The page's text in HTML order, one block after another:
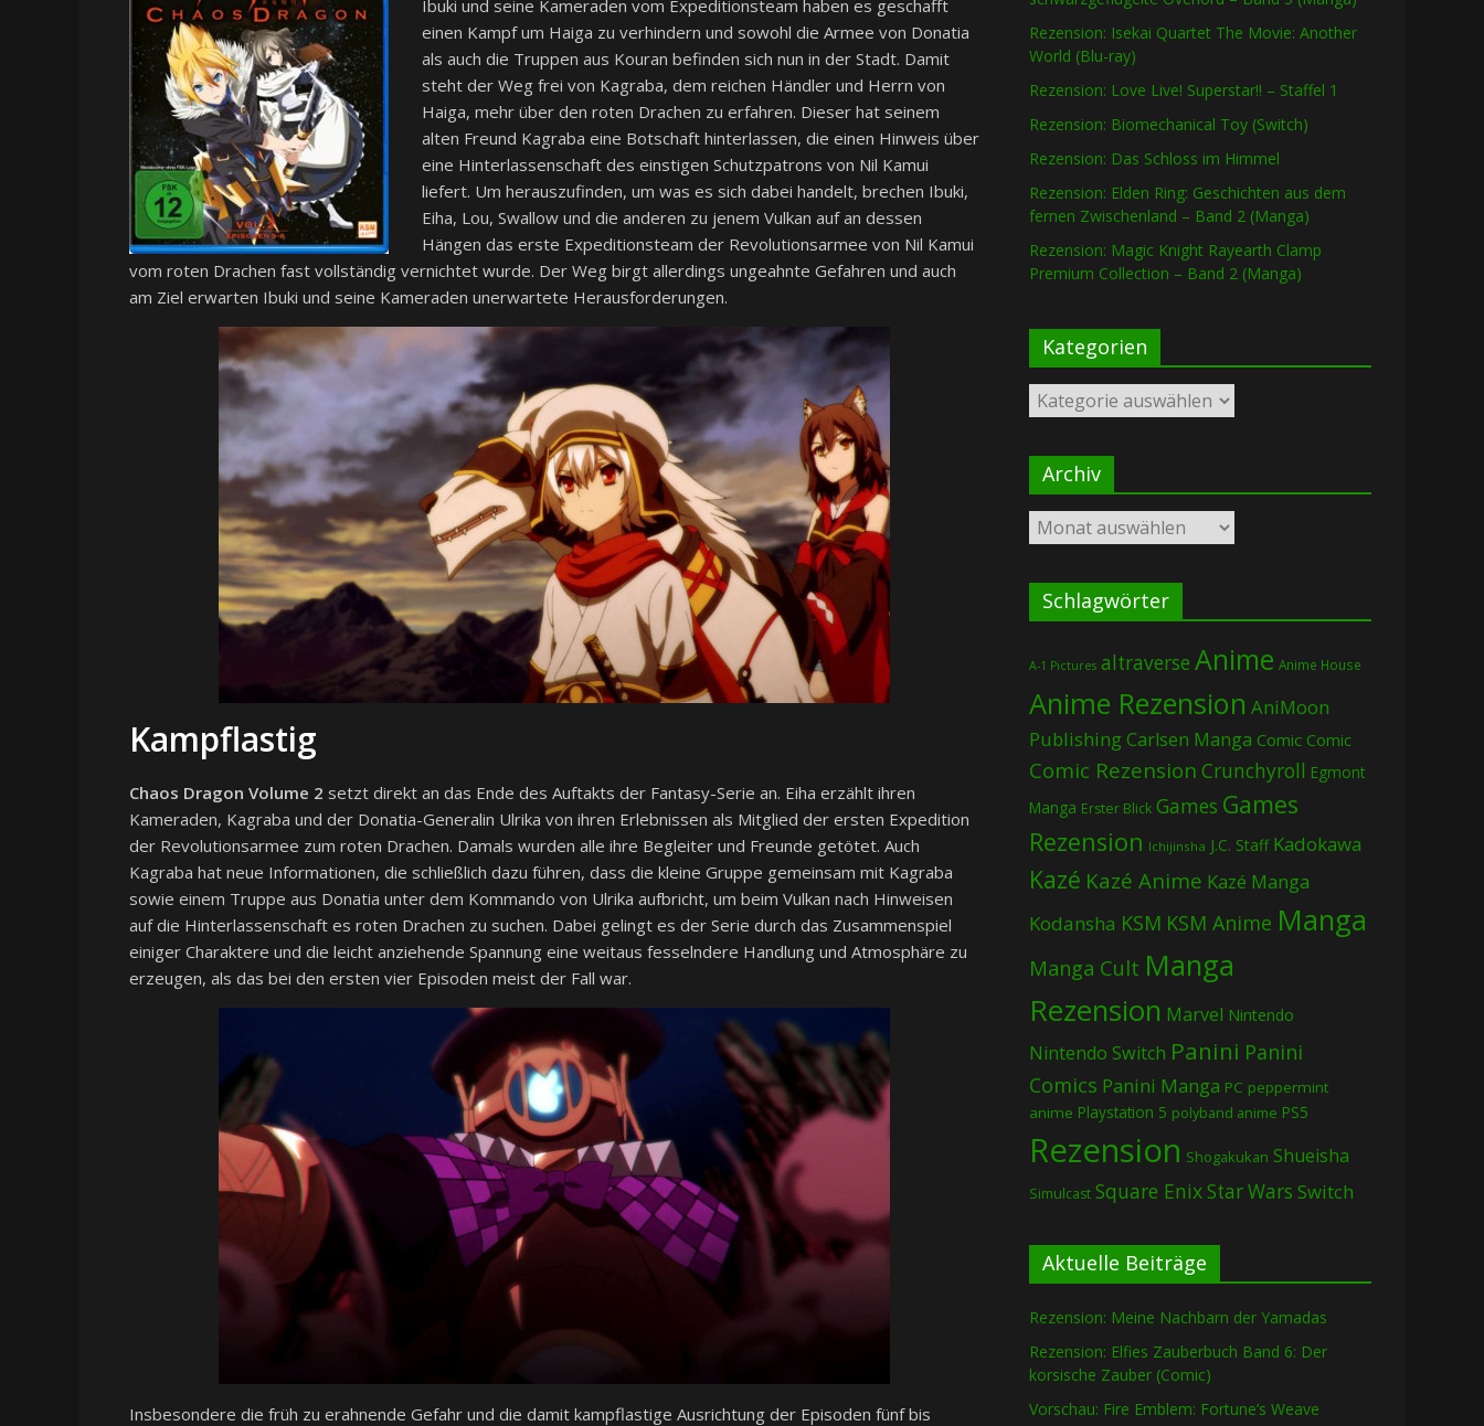
Ibuki und seine Kameraden vom Expeditionsteam haben es geschafft
einen Kampf um Haiga zu verhindern und sowohl die Armee von Donatia
als auch die Truppen aus Kouran befinden sich nun in der Stadt. Damit
steht der Weg frei von Kagraba, dem reichen Händler und Herrn von
Haiga, mehr über den roten Drachen zu erfahren. Dieser hat seinem
alten Freund Kagraba eine Botschaft hinterlassen, die einen Hinweis über
eine Hinterlassenschaft des einstigen Schutzpatrons von Nil Kamui
liefert. Um herauszufinden, um was es sich dabei handelt, brechen Ibuki,
Eiha, Lou, Swallow und die anderen zu jenem Vulkan auf an dessen
Hängen das erste Expeditionsteam der Revolutionsarmee von Nil Kamui
vom roten Drachen fast vollständig vernichtet wurde. Der Weg birgt allerdings ungeahnte Gefahren und auch
am Ziel erwarten Ibuki und seine Kameraden unerwartete Herausforderungen.
Kampflastig
Chaos Dragon Volume 2 setzt direkt an das Ende des Auftakts der Fantasy-Serie an. Eiha erzählt ihren
Kameraden, Kagraba und der Donatia-Generalin Ulrika von ihren Erlebnissen als Mitglied der ersten Expedition
der Revolutionsarmee zum roten Drachen. Damals wurden alle ihre Begleiter und Freunde getötet. Auch
Kagraba hat neue Informationen, die schließlich dazu führen, dass die kleine Gruppe gemeinsam mit Kagraba
sowie einem Truppe aus Donatia unter dem Kommando von Ulrika aufbricht, um beim Vulkan nach Hinweisen
auf die Hinterlassenschaft es roten Drachen zu suchen. Dabei gelingt es der Serie durch das Zusammenspiel
einiger Charaktere und die leicht anziehende Spannung eine weitaus fesselndere Handlung und Atmosphäre zu
erzeugen, als das bei den ersten vier Episoden meist der Fall war.
Insbesondere die früh zu erahnende Gefahr und die damit kampflastige Ausrichtung der Episoden fünf bis
Rezension: Isekai Quartet The Movie: Another
World (Blu-ray)
Rezension: Love Live! Superstar!! – Staffel 1
Rezension: Biomechanical Toy (Switch)
Rezension: Das Schloss im Himmel
Rezension: Elden Ring: Geschichten aus dem
fernen Zwischenland – Band 2 (Manga)
Rezension: Magic Knight Rayearth Clamp
Premium Collection – Band 2 (Manga)
Kategorien
Kategorien
Archiv
Archiv
Schlagwörter
A-1 Pictures altraverse Anime Anime House
Anime Rezension AniMoon
PublishingCarlsen Manga Comic Comic
Comic Rezension Crunchyroll Egmont
Manga Erster Blick Games Games
Rezension Ichijinsha J.C. Staff Kadokawa
Kazé Kazé Anime Kazé Manga
Kodansha KSM KSM Anime Manga
Manga Cult Manga
Rezension Marvel Nintendo
Nintendo Switch Panini Panini
Comics Panini Manga PC peppermint
anime Playstation 5 polyband anime PS5
Rezension Shogakukan Shueisha
Simulcast Square EnixStar Wars Switch
Aktuelle Beiträge
Rezension: Meine Nachbarn der Yamadas
Rezension: Elfies Zauberbuch Band 6: Der
korsische Zauber (Comic)
Vorschau: Fire Emblem: Fortune’s Weave